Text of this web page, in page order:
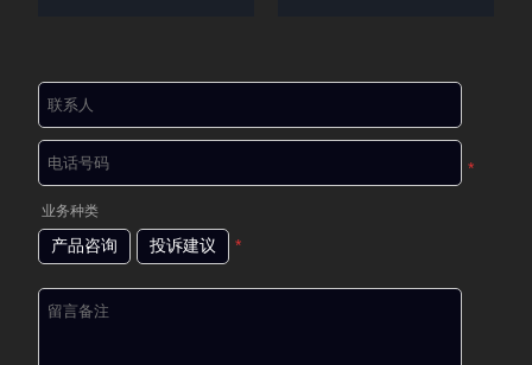
*
业务种类
产品咨询 投诉建议 *